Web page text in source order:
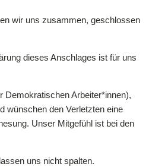
wir uns zusammen, geschlossen
dieses Anschlages ist für uns
Demokratischen Arbeiter*innen),
wünschen den Verletzten eine
Unser Mitgefühl ist bei den
uns nicht spalten.